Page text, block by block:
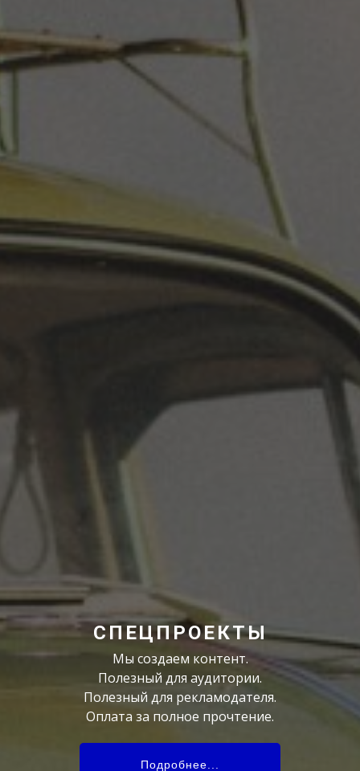
Подробнее...
СПЕЦПРОЕКТЫ
Мы создаем контент.
Полезный для аудитории.
Полезный для рекламодателя.
Оплата за полное прочтение.